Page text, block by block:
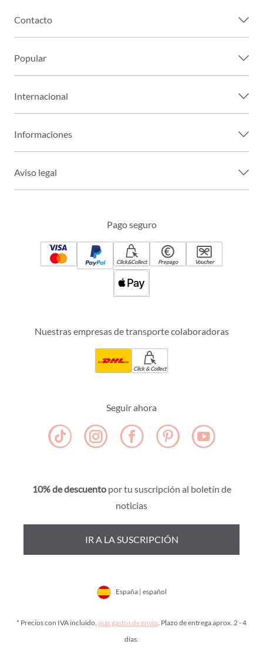
Contacto
Popular
Internacional
Informaciones
Aviso legal
Pago seguro
Click&Collect Prepago Voucher
Nuestras empresas de transporte colaboradoras
Click & Collect
Seguir ahora
10% de descuentopor tu suscripción al boletín de
noticias
IR A LA SUSCRIPCIÓN
España | español
* Precios con IVA incluido, más gastos de envío. Plazo de entrega aprox. 2 - 4
días.